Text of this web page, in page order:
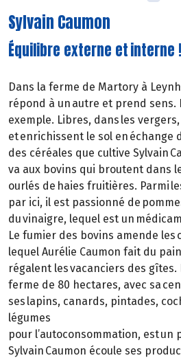
Sylvain Caumon
Équilibre externe et interne !
Dans la ferme de Martory à
répond à un autre et prend sens.
exemple. Libres, dans les
et enrichissent le sol en échange
des céréales que cultive Sylvain
va aux bovins qui broutent dans
ourlés de haies fruitières. Parmi
par ici, il est passionné de
du vinaigre, lequel est un
Le fumier des bovins amende les
lequel Aurélie Caumon fait du
régalent les vacanciers des gîtes.
ferme de 80 hectares, avec sa
ses lapins, canards, pintades,
légumes
pour l’autoconsommation, est un
Sylvain Caumon écoule ses